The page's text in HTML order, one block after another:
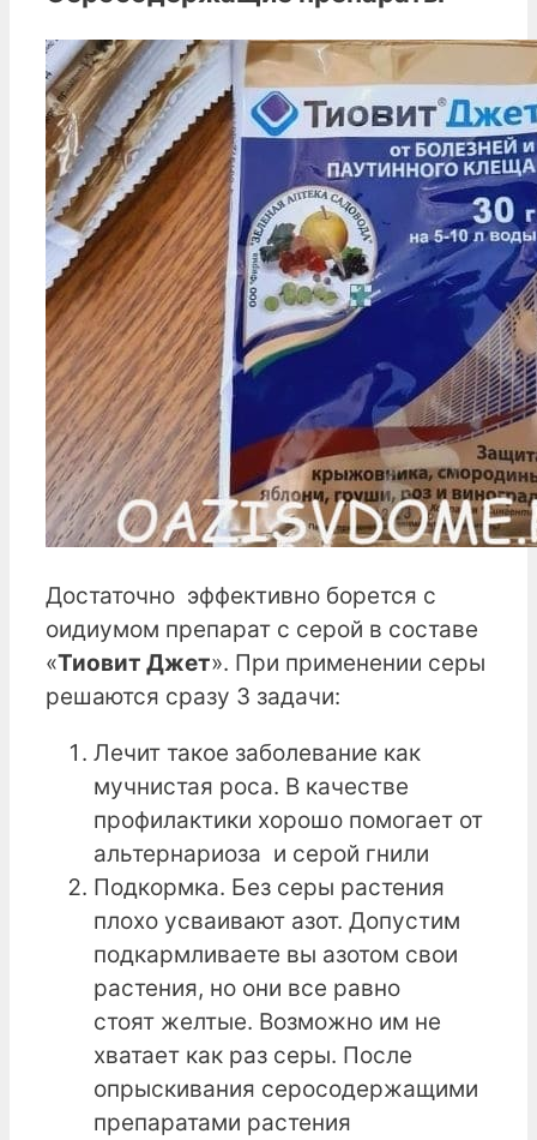
Достаточно эффективно борется с
оидиумом препарат с серой в составе
«Тиовит Джет». При применении серы
решаются сразу 3 задачи:
Лечит такое заболевание как
мучнистая роса. В качестве
профилактики хорошо помогает от
альтернариоза и серой гнили
Подкормка. Без серы растения
плохо усваивают азот. Допустим
подкармливаете вы азотом свои
растения, но они все равно
стоят желтые. Возможно им не
хватает как раз серы. После
опрыскивания серосодержащими
препаратами растения